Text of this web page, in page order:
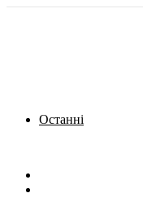
Останні